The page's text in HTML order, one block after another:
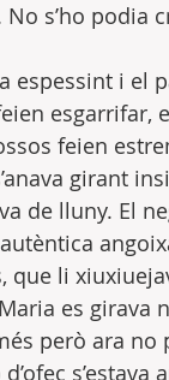
s’ho podia
espessint i el
esgarrifar,
feien
girant
de lluny. El
que li
es girava
però ara
s’estava